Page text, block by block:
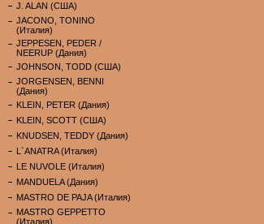
J. ALAN (США)
JACONO, TONINO
(Италия)
JEPPESEN, PEDER /
NEERUP (Дания)
JOHNSON, TODD (США)
JORGENSEN, BENNI
(Дания)
KLEIN, PETER (Дания)
KLEIN, SCOTT (США)
KNUDSEN, TEDDY (Дания)
L`ANATRA (Италия)
LE NUVOLE (Италия)
MANDUELA (Дания)
MASTRO DE PAJA (Италия)
MASTRO GEPPETTO
(Италия)